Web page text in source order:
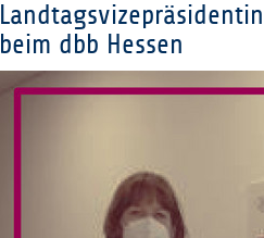
beim dbb Hessen